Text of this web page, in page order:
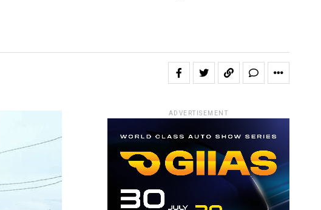
ADVERTISEMENT